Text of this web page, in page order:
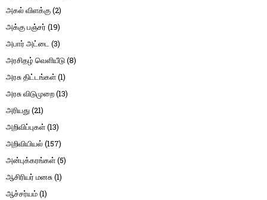
அகல் விளக்கு(2)
அக்கு பஞ்சர் (19)
அபார் அட்டை (3)
அரசிதழ் வெளியீடு(8)
அரசு திட்டங்கள்(1)
அரசு விடுமுறை(13)
அரியது(21)
அறிவிப்புகள்(13)
அறிவியியல் (157)
அன்புக்கரங்கள்(5)
ஆசிரியர் மனசு(1)
ஆச்சர்யம்(1)